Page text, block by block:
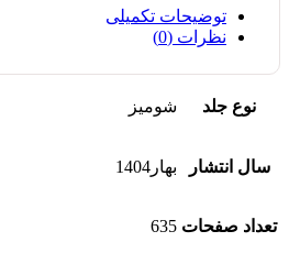
توضیحات تکمیلی
نظرات (0)
نوع جلد شومیز
سال انتشار بهار1404
تعداد صفحات 635